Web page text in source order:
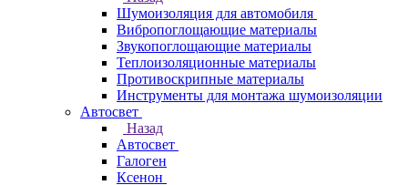
Шумоизоляция для автомобиля
Вибропоглощающие материалы
Звукопоглощающие материалы
Теплоизоляционные материалы
Противоскрипные материалы
Инструменты для монтажа шумоизоляции
Автосвет
Назад
Автосвет
Галоген
Ксенон